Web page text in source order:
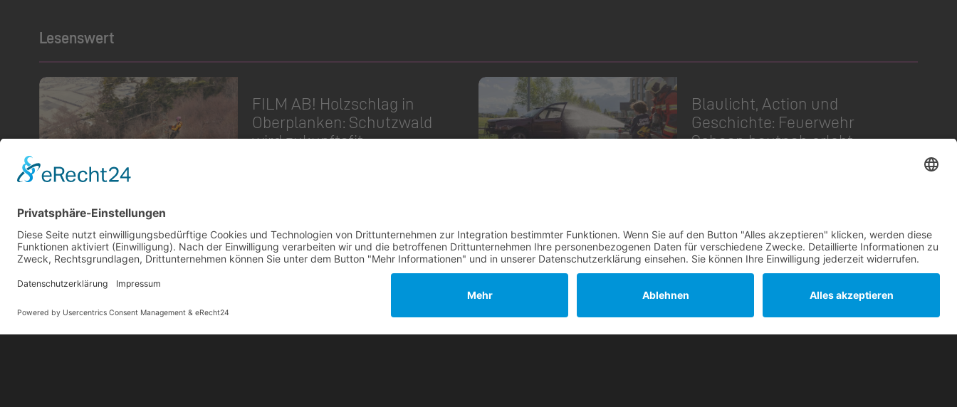
Lesenswert
FILM AB! Holzschlag in
Oberplanken: Schutzwald
wird zukunftsfit
Blaulicht, Action und
Geschichte: Feuerwehr
Schaan hautnah erlebt